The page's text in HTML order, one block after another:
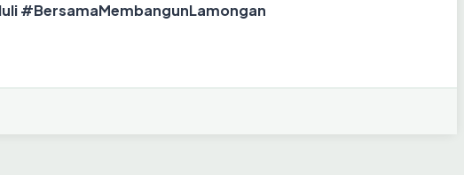
#BersamaMembangunLamongan